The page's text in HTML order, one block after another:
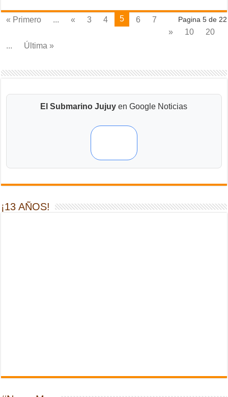
Pagina 5 de 22
« Primero ... « 3 4 5 6
7
»
10
20
...
Última »
El Submarino Jujuy en Google Noticias
¡13 AÑOS!